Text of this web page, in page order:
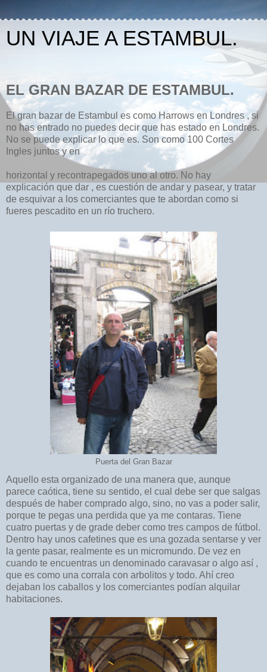
UN VIAJE A ESTAMBUL.
EL GRAN BAZAR DE ESTAMBUL.
El gran bazar de Estambul es como Harrows en Londres , si
no has entrado no puedes decir que has estado en Londres.
No se puede explicar lo que es. Son como 100 Cortes
Ingles juntos y en
horizontal y recontrapegados uno al otro. No hay
explicación que dar , es cuestión de andar y pasear, y tratar
de esquivar a los comerciantes que te abordan como si
fueres pescadito en un río truchero.
Puerta del Gran Bazar
Aquello esta organizado de una manera que, aunque
parece caótica, tiene su sentido, el cual debe ser que salgas
después de haber comprado algo, sino, no vas a poder salir,
porque te pegas una perdida que ya me contaras. Tiene
cuatro puertas y de grade deber como tres campos de fútbol.
Dentro hay unos cafetines que es una gozada sentarse y ver
la gente pasar, realmente es un micromundo. De vez en
cuando te encuentras un denominado caravasar o algo así ,
que es como una corrala con arbolitos y todo. Ahí creo
dejaban los caballos y los comerciantes podían alquilar
habitaciones.